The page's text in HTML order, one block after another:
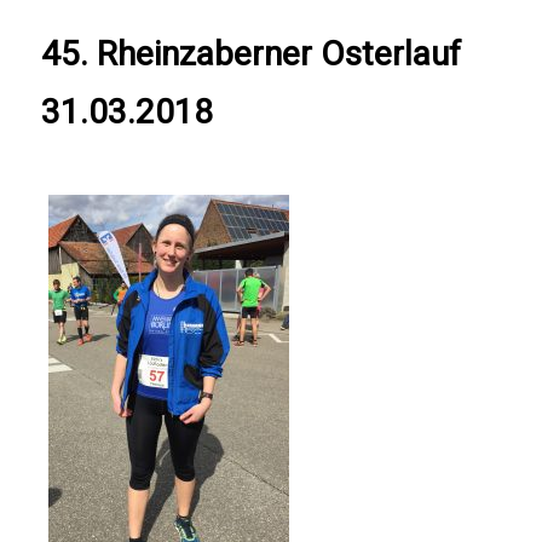
45. Rheinzaberner Osterlauf
31.03.2018